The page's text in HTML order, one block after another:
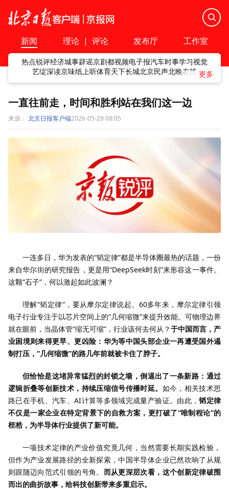
新闻 理论 | 评论 发布厅 工作室
热点锐评经济城事辟谣京剧都视频电子报汽车时事学习视觉
艺绽深读京味纸上听体育天下长城北京民声北晚在线
一直往前走，时间和胜利站在我们这一边
来源： 北京日报客户端2026-05-29 08:05
一连多日，华为发表的“韬定律”都是半导体圈最热的话题，一份
来自华尔街的研究报告，更是用“DeepSeek时刻”来形容这一事件。
这颗“石子”，何以激起如此波澜？
理解“韬定律”，要从摩尔定律说起。60多年来，摩尔定律引领
电子行业专注于以芯片空间上的“几何缩微”来提升效能。可物理边界
就在眼前，当晶体管“缩无可缩”，行业该何去何从？于中国而言，产
业困境则来得更早、更凶险：华为等中国头部企业一再遭受国外遏
制打压，“几何缩微”的路几年前就被卡住了脖子。
但恰恰是这堵异常猛烈的封锁之墙，倒逼出了一条新路：通过
逻辑折叠等创新技术，持续压缩信号传播时延。 如今，相关技术思
路已在手机、汽车、AI计算等多领域完成量产验证。由此，韬定律
不仅是一家企业在特定背景下的自救方案，更打破了“唯制程论”的
桎梏，为半导体行业提供了新可能。
一项技术定律的产业价值究竟几何，当然需要长期实践检验，
但作为产业发展路径的全新探索，中国半导体企业已然吹响了从规
则跟随迈向范式引领的号角。 而从更深层次看，这个创新定律破围
而出的曲折故事，给科技创新带来多重启示。